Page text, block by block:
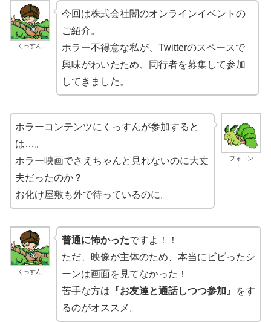
くっすん
今回は株式会社闇のオンラインイベントの
ご紹介。
ホラー不得意な私が、Twitterのスペースで
興味がわいたため、同行者を募集して参加
してきました。
フォコン
ホラーコンテンツにくっすんが参加すると
は…。
ホラー映画でさえちゃんと見れないのに大丈
夫だったのか？
お化け屋敷も外で待っているのに。
くっすん
普通に怖かったですよ！！
ただ、映像が主体のため、本当にビビったシ
ーンは画面を見てなかった！
苦手な方は 『お友達と通話しつつ参加』
をす
るのがオススメ。